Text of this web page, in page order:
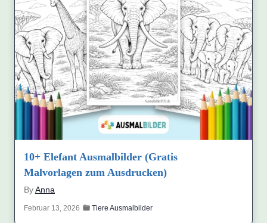
10+ Elefant Ausmalbilder (Gratis
Malvorlagen zum Ausdrucken)
ByAnna
Februar 13, 2026 Tiere Ausmalbilder